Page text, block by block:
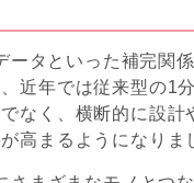
ータといった補完関
近年では従来型の1
なく、横断的に設計
高まるようになりま